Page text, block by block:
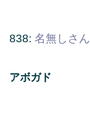
838: 名無しさん
アボガド